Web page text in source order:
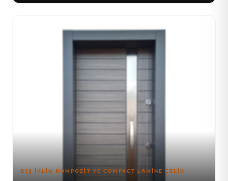
DIŞ İKLIM KOMPOZIT VE COMPACT LAMINE ÇELIK